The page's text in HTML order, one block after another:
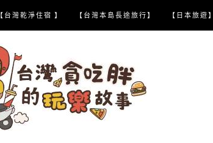
【台灣乾淨住宿 】 【台灣本島長途旅行】 【日本旅遊】